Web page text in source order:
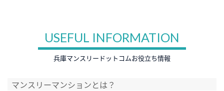
USEFUL INFORMATION
兵庫マンスリードットコムお役立ち情報
マンスリーマンションとは？